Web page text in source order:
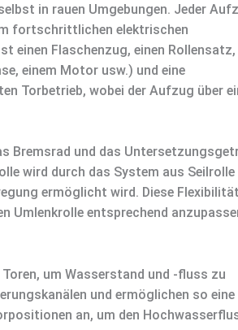
in rauen Umgebungen. Jeder
fortschrittlichen elektrischen
einen Flaschenzug, einen Rollensatz,
einem Motor usw.) und eine
Torbetrieb, wobei der Aufzug über
Bremsrad und das
wird durch das System aus Seilrolle
ermöglicht wird. Diese Flexibilität
entsprechend
um Wasserstand und -fluss zu
und ermöglichen so eine
an, um den